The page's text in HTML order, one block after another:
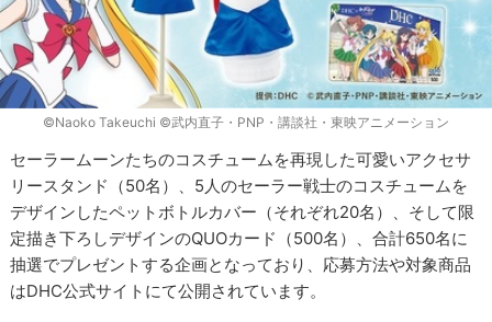
©Naoko Takeuchi ©武内直子・PNP・講談社・東映アニメーション
セーラームーンたちのコスチュームを再現した可愛いアクセサ
リースタンド（50名）、5人のセーラー戦士のコスチュームを
デザインしたペットボトルカバー（それぞれ20名）、そして限
定描き下ろしデザインのQUOカード（500名）、合計650名に
抽選でプレゼントする企画となっており、応募方法や対象商品
はDHC公式サイトにて公開されています。